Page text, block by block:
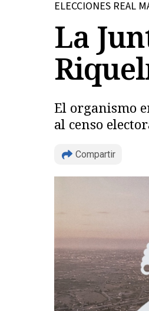
ELECCIONES REAL
La
El organismo
al censo
Compartir